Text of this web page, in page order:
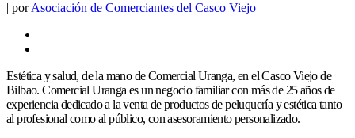
| porAsociación de Comerciantes del Casco Viejo
Estética y salud, de la mano de Comercial Uranga, en el Casco Viejo de
Bilbao. Comercial Uranga es un negocio familiar con más de 25 años de
experiencia dedicado a la venta de productos de peluquería y estética tanto
al profesional como al público, con asesoramiento personalizado.